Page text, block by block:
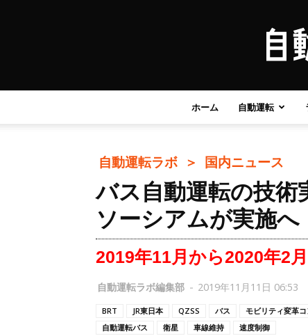
ホーム 自動運転
自動運転ラボ ＞ 国内ニュース
バス自動運転の技術
ソーシアムが実施へ
2019年11月から2020年2
自動運転ラボ編集部 - 2019年11月11日 06:53
BRT JR東日本 QZSS バス モビリティ変革
自動運転バス
衛星 車線維持 速度制御